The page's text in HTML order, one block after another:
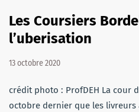
Les Coursiers
l’uberisation
13 octobre 2020
crédit photo : ProfDEH La cour
octobre dernier que les livreurs